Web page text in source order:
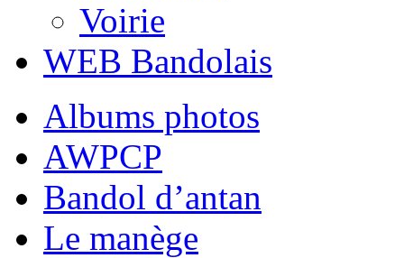
Voirie
WEB Bandolais
Albums photos
AWPCP
Bandol d’antan
Le manège